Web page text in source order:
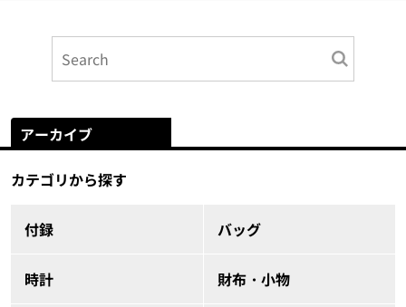
アーカイブ
カテゴリから探す
付録 バッグ
時計 財布・小物